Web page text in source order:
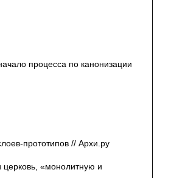
процесса по канонизации
прототипов // Архи.ру
«монолитную и